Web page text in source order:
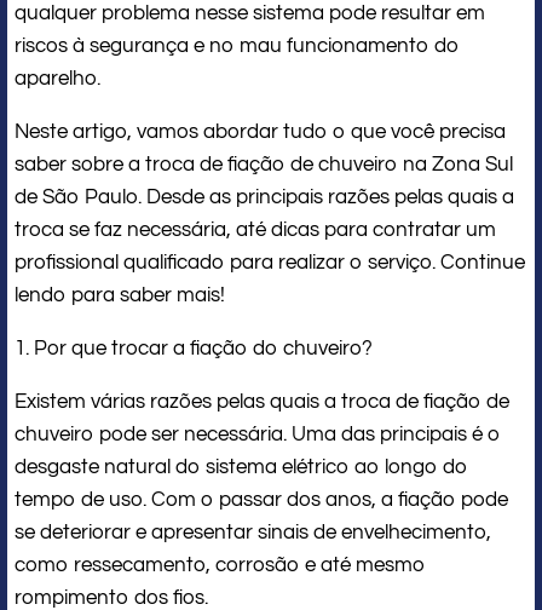
qualquer problema nesse sistema pode resultar em
riscos à segurança e no mau funcionamento do
aparelho.
Neste artigo, vamos abordar tudo o que você precisa
saber sobre a troca de fiação de chuveiro na Zona Sul
de São Paulo. Desde as principais razões pelas quais a
troca se faz necessária, até dicas para contratar um
profissional qualificado para realizar o serviço. Continue
lendo para saber mais!
1. Por que trocar a fiação do chuveiro?
Existem várias razões pelas quais a troca de fiação de
chuveiro pode ser necessária. Uma das principais é o
desgaste natural do sistema elétrico ao longo do
tempo de uso. Com o passar dos anos, a fiação pode
se deteriorar e apresentar sinais de envelhecimento,
como ressecamento, corrosão e até mesmo
rompimento dos fios.